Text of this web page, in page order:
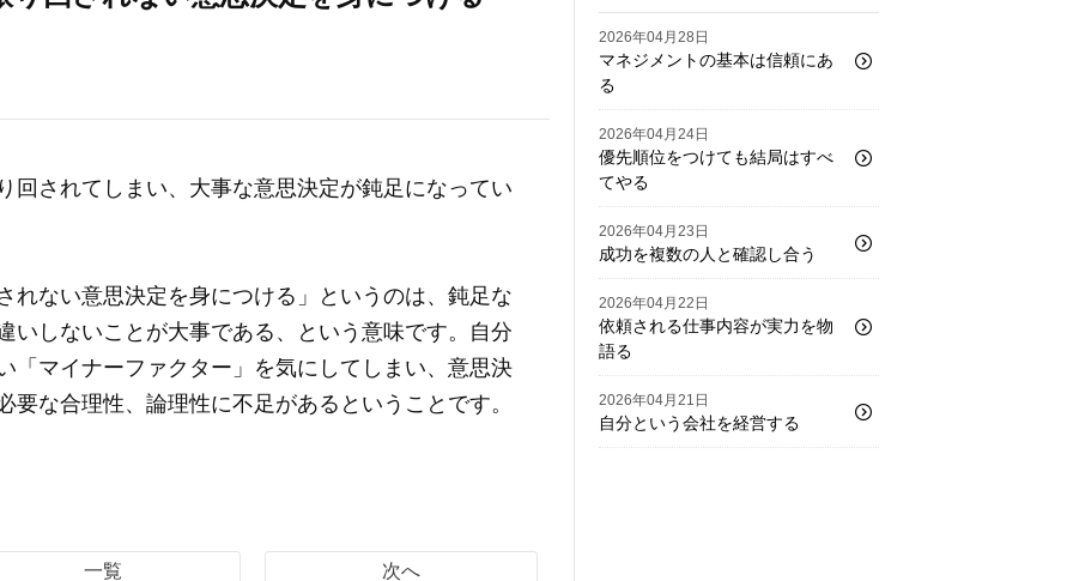
回されてしまい、大事な意思決定が鈍足になってい
れない意思決定を身につける」というのは、鈍足な
いしないことが大事である、という意味です。自分
「マイナーファクター」を気にしてしまい、意思決
要な合理性、論理性に不足があるということです。
一覧 次へ
2026年04月28日
マネジメントの基本は信頼にあ
る
2026年04月24日
優先順位をつけても結局はすべ
てやる
2026年04月23日
成功を複数の人と確認し合う
2026年04月22日
依頼される仕事内容が実力を物
語る
2026年04月21日
自分という会社を経営する